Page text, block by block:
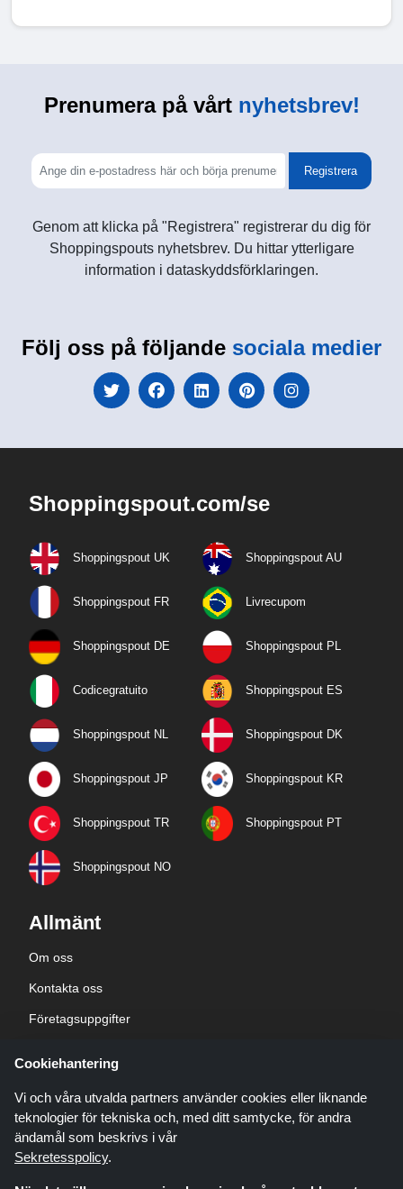
Prenumera på vårtnyhetsbrev!
Registrera
Genom att klicka på "Registrera" registrerar du dig för
Shoppingspouts nyhetsbrev. Du hittar ytterligare
information i dataskyddsförklaringen.
Följ oss på följande sociala medier
Shoppingspout.com/se
Shoppingspout UK Shoppingspout AU
Shoppingspout FR Livrecupom
Shoppingspout DE Shoppingspout PL
Codicegratuito Shoppingspout ES
Shoppingspout NL Shoppingspout DK
Shoppingspout JP Shoppingspout KR
Shoppingspout TR Shoppingspout PT
Shoppingspout NO
Allmänt
Om oss
Kontakta oss
Företagsuppgifter
Cookiehantering
Vi och våra utvalda partners använder cookies eller liknande
teknologier för tekniska och, med ditt samtycke, för andra
ändamål som beskrivs i vår
Sekretesspolicy.